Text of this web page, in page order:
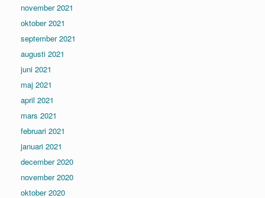
november 2021
oktober 2021
september 2021
augusti 2021
juni 2021
maj 2021
april 2021
mars 2021
februari 2021
januari 2021
december 2020
november 2020
oktober 2020